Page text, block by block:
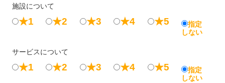
施設について
★1 ★2 ★3 ★4 ★5
指定
しない
サービスについて
★1 ★2 ★3 ★4 ★5
指定
しない